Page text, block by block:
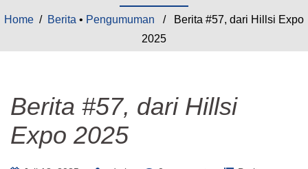
Home / Berita • Pengumuman / Berita #57, dari Hillsi Expo
2025
Berita #57, dari Hillsi
Expo 2025